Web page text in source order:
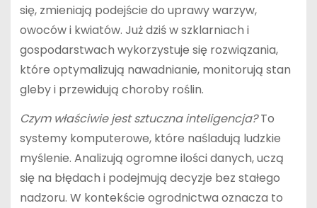
się, zmieniają podejście do uprawy warzyw,
owoców i kwiatów. Już dziś w szklarniach i
gospodarstwach wykorzystuje się rozwiązania,
które optymalizują nawadnianie, monitorują stan
gleby i przewidują choroby roślin.
Czym właściwie jest sztuczna inteligencja?To
systemy komputerowe, które naśladują ludzkie
myślenie. Analizują ogromne ilości danych, uczą
się na błędach i podejmują decyzje bez stałego
nadzoru. W kontekście ogrodnictwa oznacza to